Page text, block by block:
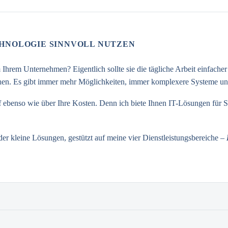
SINNVOLL NUTZEN
Unternehmen? Eigentlich sollte sie die tägliche Arbeit
Es gibt immer mehr Möglichkeiten, immer komplexere Systeme
wie über Ihre Kosten. Denn ich biete Ihnen IT-Lösungen für
kleine Lösungen, gestützt auf meine vier Dienstleistungsbereiche –